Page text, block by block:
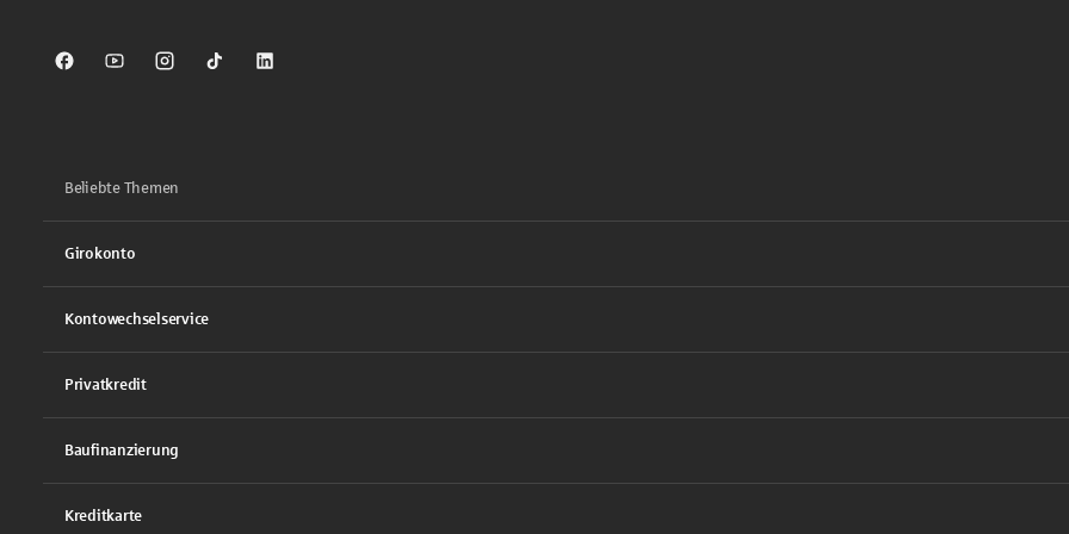
Sparkasse auf Facebook
Sparkasse auf Youtube
Sparkasse auf Instagram
Sparkasse auf TikTok
Sparkasse auf LinkedIn
Beliebte Themen
Girokonto
Kontowechselservice
Privatkredit
Baufinanzierung
Kreditkarte